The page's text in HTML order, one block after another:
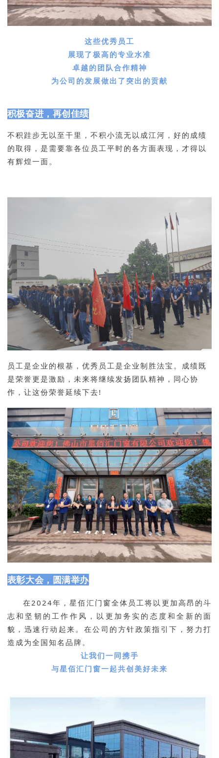
这些优秀员工
展现了极高的专业水准
卓越的团队合作精神
为公司的发展做出了突出的贡献
积极奋进，再创佳绩
不积跬步无以至干里，不积小流无以成江河，好的成绩
的取得，是需要靠各位员工平时的各方面表现，才得以
有辉煌一面。
员工是企业的根基，优秀员工是企业制胜法宝。成绩既
是荣誉更是激励，未来将继续发扬团队精神，同心协
作，让这份荣誉延续下去!
表彰大会，圆满举办
在2024年，星佰汇门窗全体员工将以更加高昂的斗
志和坚韧的工作作风，以更加务实的态度和全新的面
貌，迅速行动起来。在公司的方针政策指引下，努力打
造成为全国知名品牌。
让我们一同携手
与星佰汇门窗一起共创美好未来